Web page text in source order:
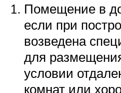
Помещение в
если при
возведена
для
условии
комнат или